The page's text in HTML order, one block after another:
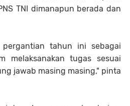
TNI dimanapun berada dan
tahun ini sebagai
melaksanakan tugas sesuai
jawab masing masing," pinta